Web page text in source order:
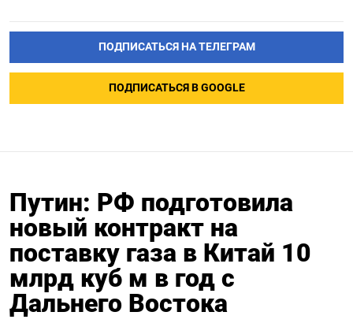
ПОДПИСАТЬСЯ НА ТЕЛЕГРАМ
ПОДПИСАТЬСЯ В GOOGLE
Путин: РФ подготовила
новый контракт на
поставку газа в Китай 10
млрд куб м в год с
Дальнего Востока